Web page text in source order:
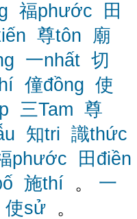
福phước
田
尊tôn
廟
一nhất 切
僮đồng 使
三Tam 尊
知tri 識thức
phước
田điền
施thí 。 一
使sử 。